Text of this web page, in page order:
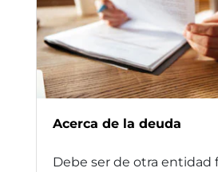
Acerca de la deuda
Debe ser de otra entidad